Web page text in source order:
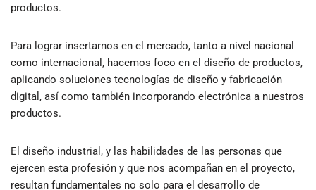
productos.
Para lograr insertarnos en el mercado, tanto a nivel nacional
como internacional, hacemos foco en el diseño de productos,
aplicando soluciones tecnologías de diseño y fabricación
digital, así como también incorporando electrónica a nuestros
productos.
El diseño industrial, y las habilidades de las personas que
ejercen esta profesión y que nos acompañan en el proyecto,
resultan fundamentales no solo para el desarrollo de